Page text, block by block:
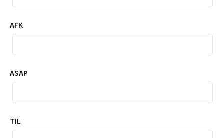
AFK
ASAP
TIL